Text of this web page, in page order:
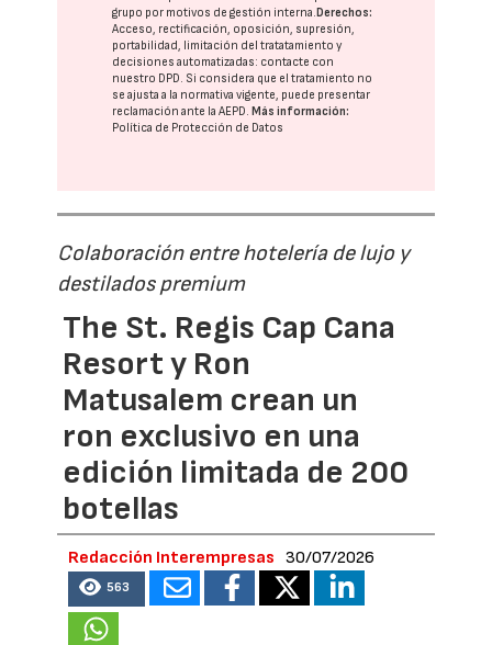
grupo por motivos de gestión interna.Derechos:
Acceso, rectificación, oposición, supresión,
portabilidad, limitación del tratatamiento y
decisiones automatizadas: contacte con
nuestro DPD. Si considera que el tratamiento no
se ajusta a la normativa vigente, puede presentar
reclamación ante laAEPD.Más información:
Política de Protección de Datos
Colaboración entre hotelería de lujo y
destilados premium
The St. Regis Cap Cana
Resort y Ron
Matusalem crean un
ron exclusivo en una
edición limitada de 200
botellas
Redacción Interempresas 30/07/2026
563